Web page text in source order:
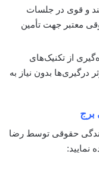
و قوی در جلسات
معتبر جهت تأمین
از تکنیک‌های
بدون نیاز به
برج
حقوقی توسط رضا
نمایید: